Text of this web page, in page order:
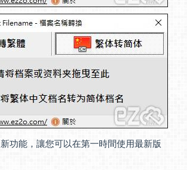
功能，讓您可以在第一時間使用最新版